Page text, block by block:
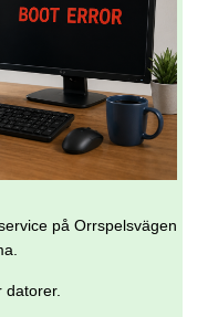
på Orrspelsvägen